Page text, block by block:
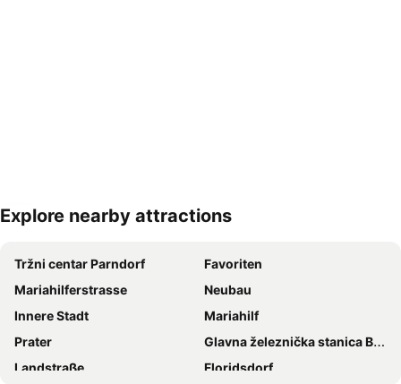
Explore nearby attractions
Tržni centar Parndorf
Favoriten
Mariahilferstrasse
Neubau
Innere Stadt
Mariahilf
Prater
Glavna železnička stanica Beč
Landstraße
Floridsdorf